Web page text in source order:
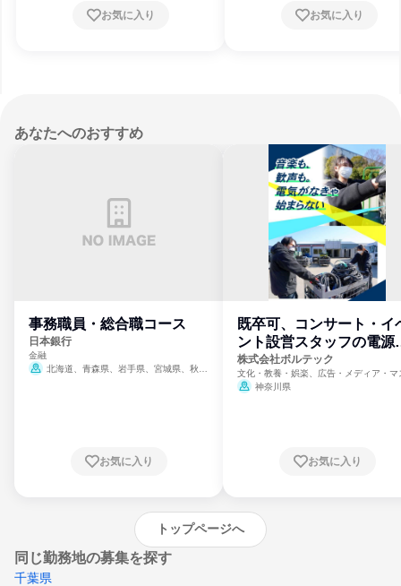
お気に入り お気に入り
あなたへのおすすめ
事務職員・総合職コース
日本銀行
金融
北海道、青森県、岩手県、宮城県、秋田
崎県、熊本県、大分県、宮崎県、鹿児島県、
お気に入り
既卒可、コンサート・イ
ント設営スタッフの電源
門
株式会社ボルテック
文化・教養・娯楽、広告・メディア・マ
ミ、電力・ガス・水道・エネルギー
神奈川県
お気に入り
トップページへ
同じ勤務地の募集を探す
千葉県